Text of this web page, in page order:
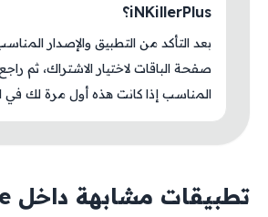
iNKillerPlus؟
بعد التأكد من التطبيق والإصدار
صفحة الباقات لاختيار الاشتراك، ثم
المناسب إذا كانت هذه أول مرة لك في
تطبيقات مشابهة داخل AM Store